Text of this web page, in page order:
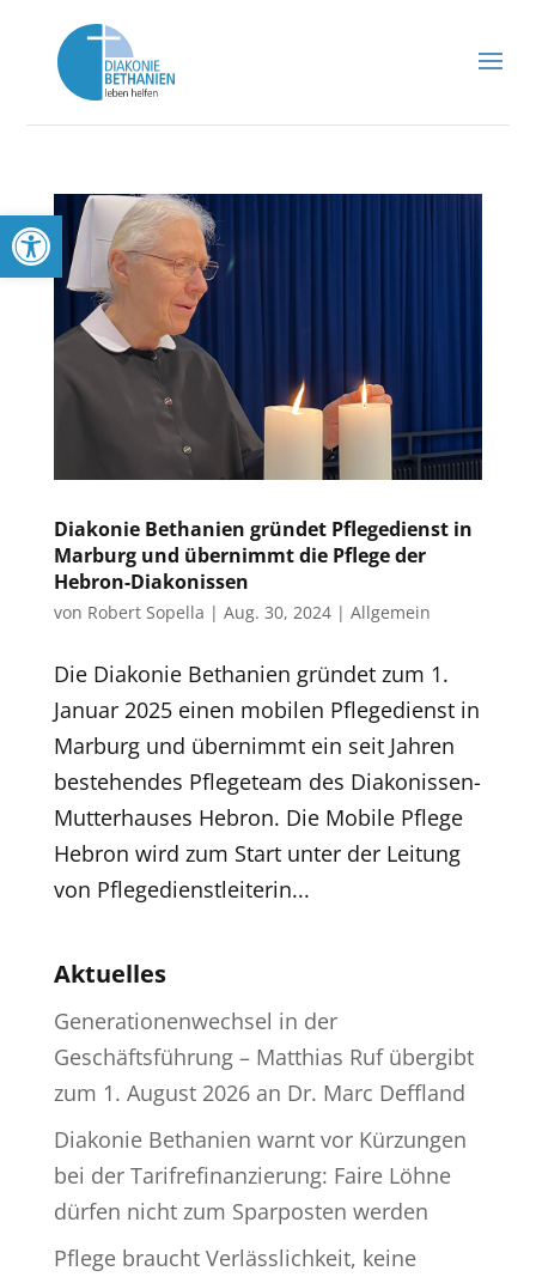
Werkzeugleiste öffnen
Diakonie Bethanien gründet Pflegedienst in
Marburg und übernimmt die Pflege der
Hebron-Diakonissen
von Robert Sopella | Aug. 30, 2024| Allgemein
Die Diakonie Bethanien gründet zum 1.
Januar 2025 einen mobilen Pflegedienst in
Marburg und übernimmt ein seit Jahren
bestehendes Pflegeteam des Diakonissen-
Mutterhauses Hebron. Die Mobile Pflege
Hebron wird zum Start unter der Leitung
von Pflegedienstleiterin...
Aktuelles
Generationenwechsel in der
Geschäftsführung – Matthias Ruf übergibt
zum 1. August 2026 an Dr. Marc Deffland
Diakonie Bethanien warnt vor Kürzungen
bei der Tarifrefinanzierung: Faire Löhne
dürfen nicht zum Sparposten werden
Pflege braucht Verlässlichkeit, keine